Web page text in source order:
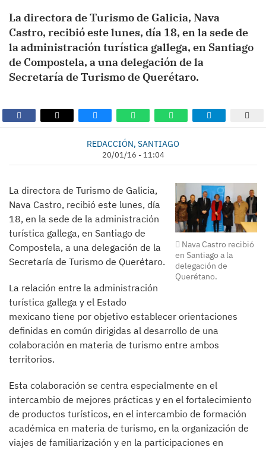
La directora de Turismo de Galicia, Nava
Castro, recibió este lunes, día 18, en la sede de
la administración turística gallega, en Santiago
de Compostela, a una delegación de la
Secretaría de Turismo de Querétaro.
REDACCIÓN, SANTIAGO
20/01/16 - 11:04
Nava Castro recibió
en Santiago a la
delegación de
Querétano.
La directora de Turismo de Galicia,
Nava Castro, recibió este lunes, día
18, en la sede de la administración
turística gallega, en Santiago de
Compostela, a una delegación de la
Secretaría de Turismo de Querétaro.
La relación entre la administración
turística gallega y el Estado
mexicano tiene por objetivo establecer orientaciones
definidas en común dirigidas al desarrollo de una
colaboración en materia de turismo entre ambos
territorios.
Esta colaboración se centra especialmente en el
intercambio de mejores prácticas y en el fortalecimiento
de productos turísticos, en el intercambio de formación
académica en materia de turismo, en la organización de
viajes de familiarización y en la participaciones en